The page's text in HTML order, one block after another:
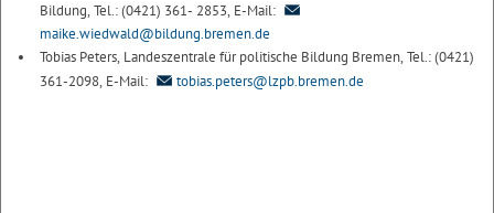
Bildung, Tel.: (0421) 361- 2853, E-Mail:
maike.wiedwald@bildung.bremen.de
Tobias Peters, Landeszentrale für politische Bildung Bremen, Tel.: (0421)
361-2098, E-Mail:
tobias.peters@lzpb.bremen.de